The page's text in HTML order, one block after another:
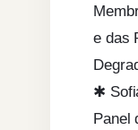
e das
✱
Panel